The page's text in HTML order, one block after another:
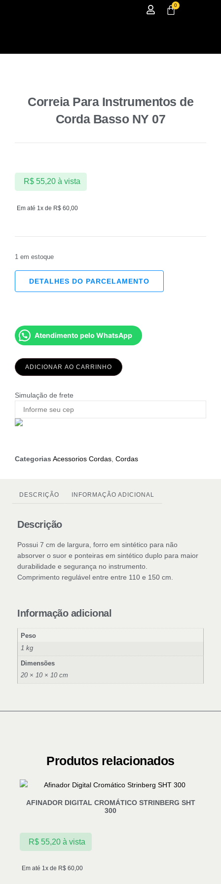
0
Correia Para Instrumentos de
Corda Basso NY 07
Em até 1x de R$ 60,00
R$55,20 à vista
1 em estoque
DETALHES DO PARCELAMENTO
Atendimento pelo WhatsApp
ADICIONAR AO CARRINHO
Simulação de frete
Categorias Acessorios Cordas Cordas
DESCRIÇÃO INFORMAÇÃO ADICIONAL
Descrição
Possui 7 cm de largura, forro em sintético para não
absorver o suor e ponteiras em sintético duplo para maior
durabilidade e segurança no instrumento.
Comprimento regulável entre entre 110 e 150 cm.
Informação adicional
Peso
1 kg
Dimensões
20 × 10 × 10 cm
Produtos relacionados
AFINADOR DIGITAL CROMÁTICO STRINBERG SHT
300
Em até 1x de R$ 60,00
R$55,20 à vista